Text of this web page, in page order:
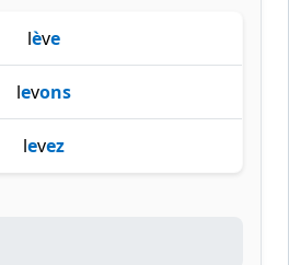
lève
levons
levez